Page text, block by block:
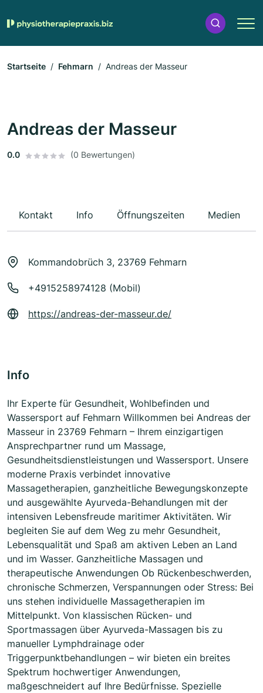
Startseite Fehmarn Andreas der Masseur
Andreas der Masseur
0.0 (0 Bewertungen)
Kontakt Info Öffnungszeiten Medien
Kommandobrüch 3, 23769 Fehmarn
+4915258974128 (Mobil)
https://andreas-der-masseur.de/
Info
Ihr Experte für Gesundheit, Wohlbefinden und
Wassersport auf Fehmarn Willkommen bei Andreas der
Masseur in 23769 Fehmarn – Ihrem einzigartigen
Ansprechpartner rund um Massage,
Gesundheitsdienstleistungen und Wassersport. Unsere
moderne Praxis verbindet innovative
Massagetherapien, ganzheitliche Bewegungskonzepte
und ausgewählte Ayurveda-Behandlungen mit der
intensiven Lebensfreude maritimer Aktivitäten. Wir
begleiten Sie auf dem Weg zu mehr Gesundheit,
Lebensqualität und Spaß am aktiven Leben an Land
und im Wasser. Ganzheitliche Massagen und
therapeutische Anwendungen Ob Rückenbeschwerden,
chronische Schmerzen, Verspannungen oder Stress: Bei
uns stehen individuelle Massagetherapien im
Mittelpunkt. Von klassischen Rücken- und
Sportmassagen über Ayurveda-Massagen bis zu
manueller Lymphdrainage oder
Triggerpunktbehandlungen – wir bieten ein breites
Spektrum hochwertiger Anwendungen,
maßgeschneidert auf Ihre Bedürfnisse. Spezielle